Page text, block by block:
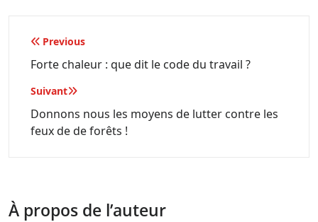
Navigation
de
l’article
Previous
Forte chaleur : que dit le code du travail ?
Suivant
Donnons nous les moyens de lutter contre les
feux de de forêts !
À propos de l’auteur